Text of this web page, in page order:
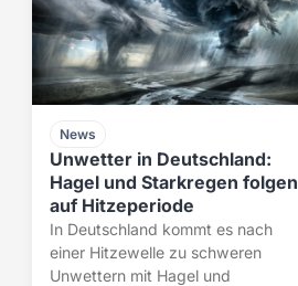
News
Unwetter in Deutschland:
Hagel und Starkregen folgen
auf Hitzeperiode
In Deutschland kommt es nach
einer Hitzewelle zu schweren
Unwettern mit Hagel und